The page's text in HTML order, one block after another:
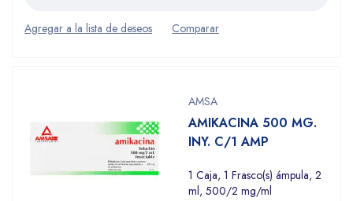
AMSA
AMIKACINA 500 MG.
INY. C/1 AMP
1 Caja, 1 Frasco(s) ámpula, 2
ml, 500/2 mg/ml